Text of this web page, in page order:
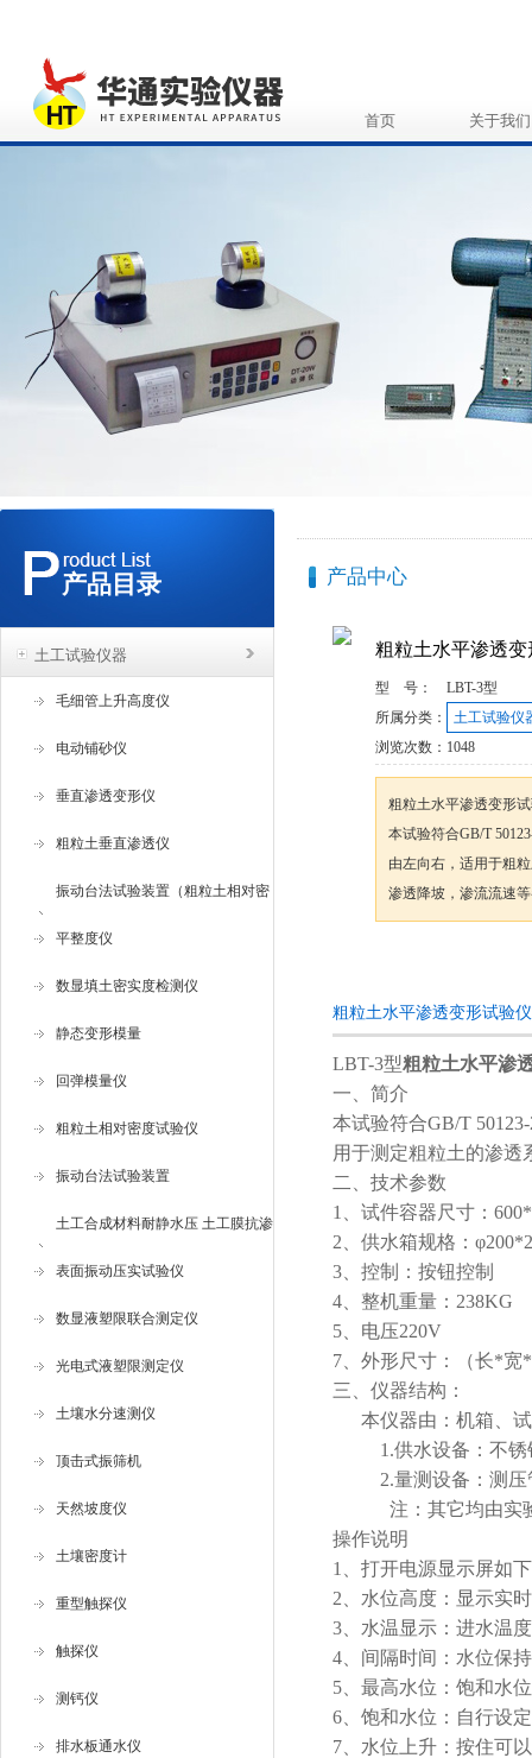
首页 关于我们
产品目录
土工试验仪器
毛细管上升高度仪
电动铺砂仪
垂直渗透变形仪
粗粒土垂直渗透仪
振动台法试验装置（粗粒土相对密
度试验仪 ）
平整度仪
数显填土密实度检测仪
静态变形模量
回弹模量仪
粗粒土相对密度试验仪
振动台法试验装置
土工合成材料耐静水压 土工膜抗渗
仪
表面振动压实试验仪
数显液塑限联合测定仪
光电式液塑限测定仪
土壤水分速测仪
顶击式振筛机
天然坡度仪
土壤密度计
重型触探仪
触探仪
测钙仪
排水板通水仪
产品中心
粗粒土水平渗透变
型 号：
LBT-3型
所属分类：
土工试验仪
浏览次数： 1048
粗粒土水平渗透变形
本试验符合GB/T
由左向右，适用于粗
渗透降坡，渗流流速
粗粒土水平渗透变形试验
LBT-3型粗粒土水平渗
一、简介
本试验符合GB/T
用于测定粗粒土的渗透
二、技术参数
1、 试件容器尺寸 ： 600
2、 供水箱规格： φ
3、 控制：按钮控制
4、 整机重量： 238KG
5、 电压220V
7、 外形尺寸： （长*宽*
三、 仪器结构：
本仪器由：机箱、
1.供水设备：不
2.量测设备：测压
注：其它均由实
操作说明
1、 打开电源显示屏如
2、 水位高度：显示实
3、 水温显示：进水温度
4、 间隔时间：水位保
5、 最高水位：饱和水
6、 饱和水位：自行设
7、 水位上升：按住可